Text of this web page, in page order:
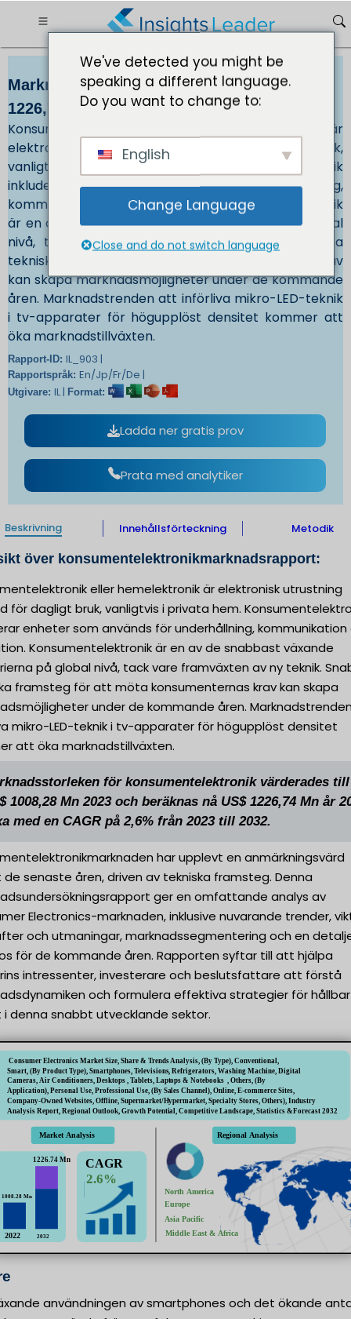
Marknadsstorlek för konsumentelektronik
1226,74 miljoner USD år 2032
Konsumentelektronik eller hemelektronik är
elektronisk utrustning avsedd för dagligt bruk,
vanligtvis i privata hem. Konsumentelektronik
inkluderar enheter som används för underhållning,
kommunikation och rekreation. Konsumentelektronik
är en av de snabbast växande industrierna på global
nivå, tack vare framväxten av ny teknik. Snabba
tekniska framsteg för att möta konsumenternas krav
kan skapa marknadsmöjligheter under de kommande
åren. Marknadstrenden att införliva mikro-LED-teknik
i tv-apparater för högupplöst densitet kommer att
öka marknadstillväxten.
Rapport-ID: IL_903 |
Rapportspråk: En/Jp/Fr/De |
Utgivare: IL | Format:
Ladda ner gratis prov
Prata med analytiker
Beskrivning Innehållsförteckning Metodik
över konsumentelektronikmarknadsrapport:
eller hemelektronik är elektronisk utrustning
för dagligt bruk, vanligtvis i privata hem.
enheter som används för underhållning, kommunikation
Konsumentelektronik är en av de snabbast växande
på global nivå, tack vare framväxten av ny teknik.
framsteg för att möta konsumenternas krav kan skapa
under de kommande åren.
mikro-LED-teknik i tv-apparater för högupplöst densitet
att öka marknadstillväxten.
för konsumentelektronik värderades till
1008,28 Mn 2023 och beräknas nå US$ 1226,74 Mn år
med en CAGR på 2,6% från 2023 till 2032.
har upplevt en anmärkningsvärd
de senaste åren, driven av tekniska framsteg. Denna
ger en omfattande analys av
Electronics-marknaden, inklusive nuvarande trender,
och utmaningar, marknadssegmentering och en
för de kommande åren. Rapporten syftar till att hjälpa
intressenter, investerare och beslutsfattare att förstå
och formulera effektiva strategier för hållbar
i denna snabbt utvecklande sektor.
användningen av smartphones och det ökande
We've detected you might be
speaking a different language.
Do you want to change to:
English
Change Language
Close and do not switch language